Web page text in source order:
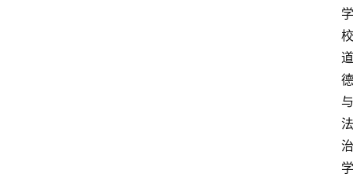
学
校
道
德
与
法
治
学